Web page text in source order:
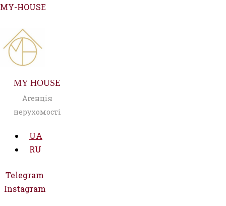
Перейти
вмісту
MY-HOUSE
MY HOUSE
Агенція
нерухомості
UA
RU
Telegram
Instagram